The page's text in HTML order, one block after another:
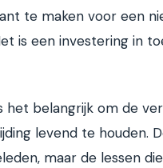
te maken voor een
is een investering in
het belangrijk om de
levend te houden.
maar de lessen